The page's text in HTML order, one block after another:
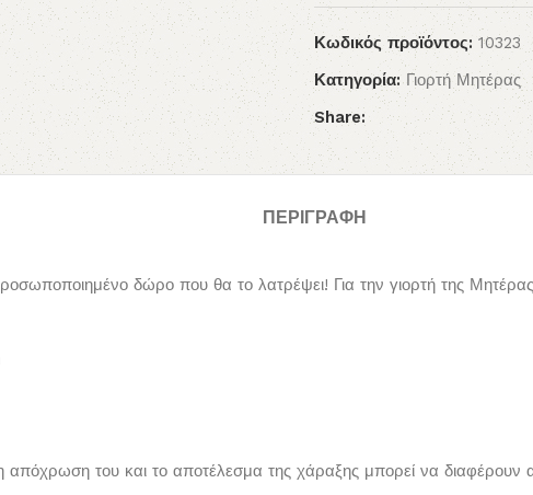
Κωδικός προϊόντος: 10323
Κατηγορία: Γιορτή Μητέρας
Share:
ΠΕΡΙΓΡΑΦΉ
δώρο που θα το λατρέψει! Για την γιορτή της
απόχρωση του και το αποτέλεσμα της χάραξης μπορεί να διαφέρουν